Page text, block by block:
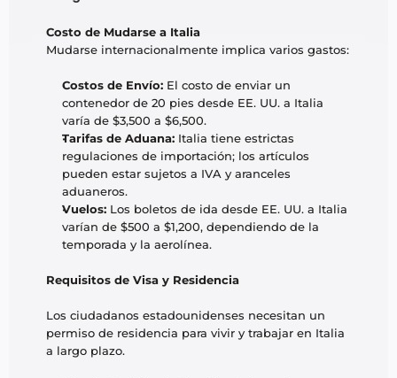
Costo de Mudarse a Italia
Mudarse internacionalmente implica varios gastos:
Costos de Envío: El costo de enviar un
contenedor de 20 pies desde EE. UU. a Italia
varía de $3,500 a $6,500.
Tarifas de Aduana: Italia tiene estrictas
regulaciones de importación; los artículos
pueden estar sujetos a IVA y aranceles
aduaneros.
Vuelos: Los boletos de ida desde EE. UU. a Italia
varían de $500 a $1,200, dependiendo de la
temporada y la aerolínea.
Requisitos de Visa y Residencia
Los ciudadanos estadounidenses necesitan un
permiso de residencia para vivir y trabajar en Italia
a largo plazo.